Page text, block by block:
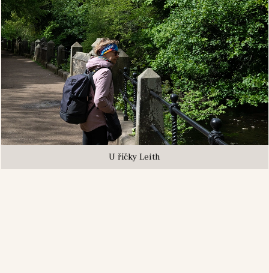
U říčky Leith